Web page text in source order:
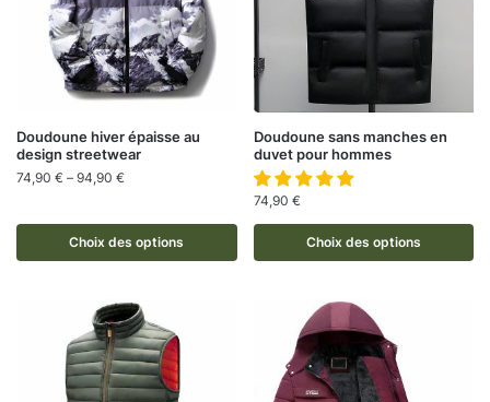
Doudoune hiver épaisse au
design streetwear
74,90 € – 94,90 €
Choix des options
Doudoune sans manches en
duvet pour hommes
74,90 €
Choix des options